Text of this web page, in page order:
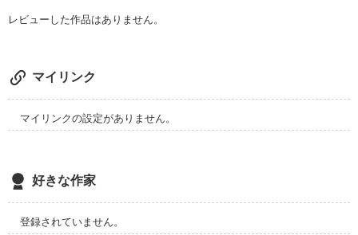
ここに綴ります。
レビューした作品はありません。
マイリンク
マイリンクの設定がありません。
好きな作家
登録されていません。